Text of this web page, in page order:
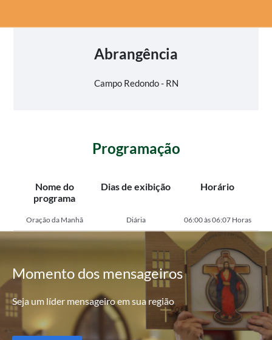
Abrangência
Campo Redondo - RN
Programação
Nome do
programa
Dias de exibição Horário
Oração da Manhã Diária 06:00 às 06:07 Horas
Momentodos mensageiros
Seja um líder mensageiro em sua região